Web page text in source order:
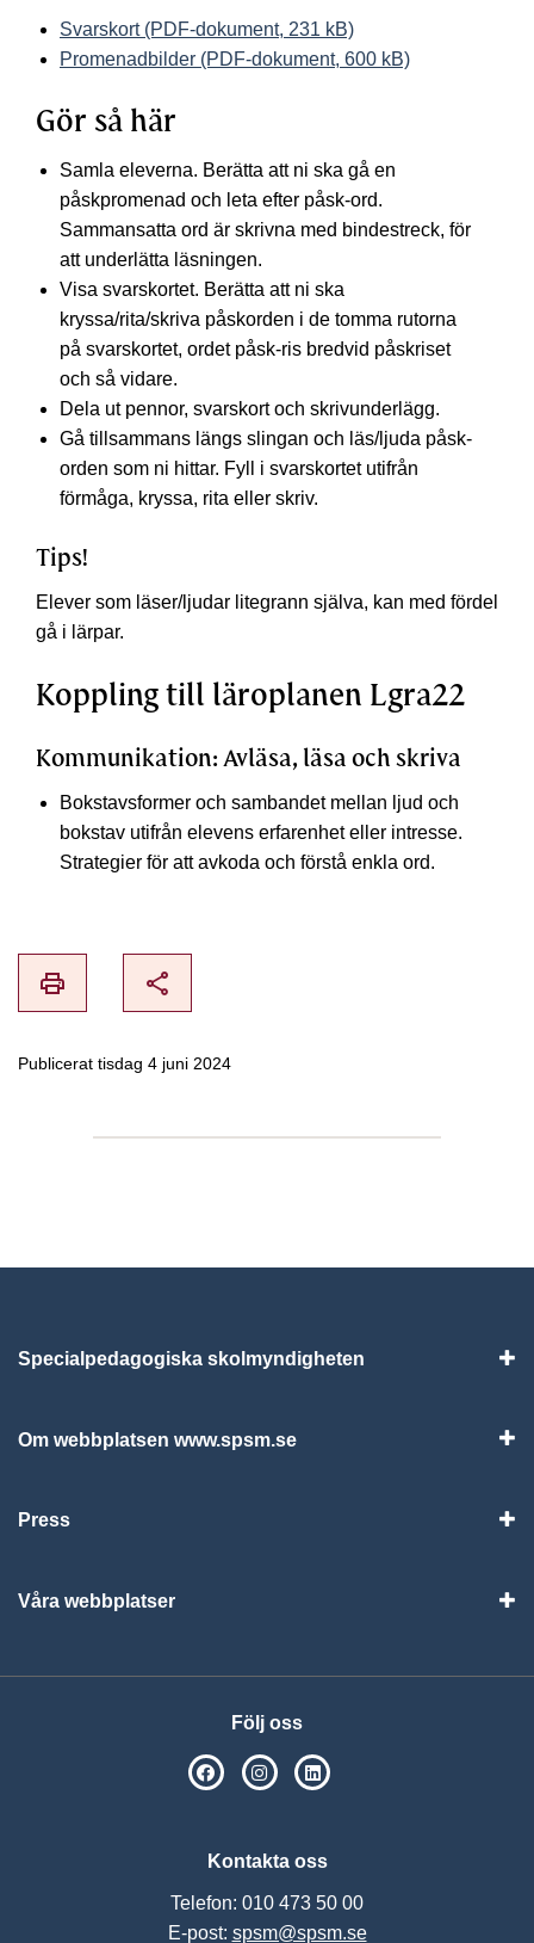
Svarskort (PDF-dokument, 231 kB)
Promenadbilder (PDF-dokument, 600 kB)
Gör så här
Samla eleverna. Berätta att ni ska gå en
påskpromenad och leta efter påsk-ord.
Sammansatta ord är skrivna med bindestreck, för
att underlätta läsningen.
Visa svarskortet. Berätta att ni ska
kryssa/rita/skriva påskorden i de tomma rutorna
på svarskortet, ordet påsk-ris bredvid påskriset
och så vidare.
Dela ut pennor, svarskort och skrivunderlägg.
Gå tillsammans längs slingan och läs/ljuda påsk-
orden som ni hittar. Fyll i svarskortet utifrån
förmåga, kryssa, rita eller skriv.
Tips!
Elever som läser/ljudar litegrann själva, kan med fördel
gå i lärpar.
Koppling till läroplanen Lgra22
Kommunikation: Avläsa, läsa och skriva
Bokstavsformer och sambandet mellan ljud och
bokstav utifrån elevens erfarenhet eller intresse.
Strategier för att avkoda och förstå enkla ord.
print share
Publicerat tisdag 4 juni 2024
Specialpedagogiska skolmyndigheten
Om webbplatsen www.spsm.se
Press
Våra webbplatser
Följ oss
SPSM på Facebook
SPSM på Instagram
Kontakta oss
Telefon: 010 473 50 00
E-post: spsm@spsm.se